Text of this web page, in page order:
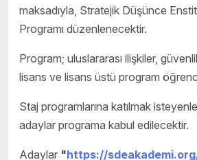
maksadıyla, Stratejik Düşünce
Programı düzenlenecektir.
Program; uluslararası ilişkiler,
lisans ve lisans üstü program
Staj programlarına katılmak
adaylar programa kabul edilecektir.
Adaylar "https://